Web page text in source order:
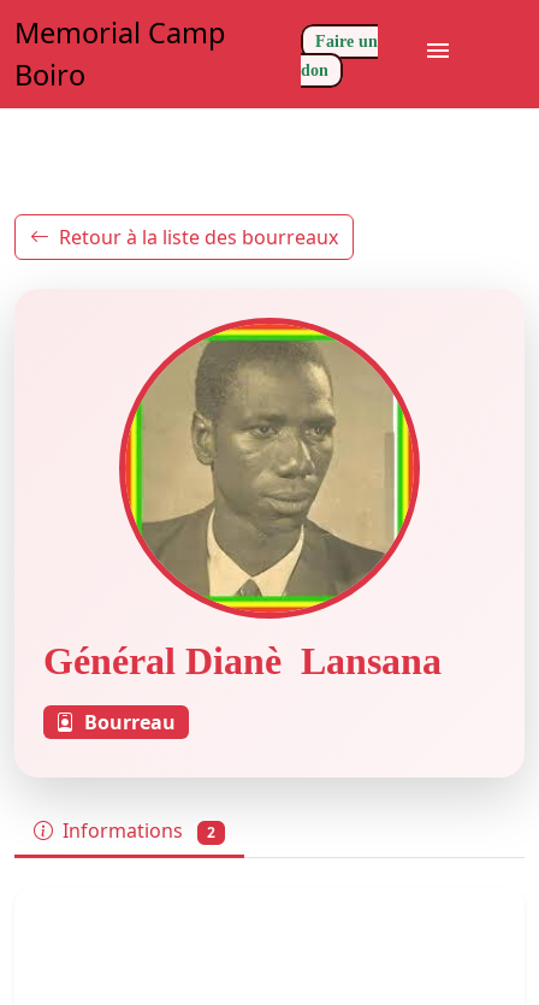
Memorial Camp
Boiro
Faire un
don
menu
Retour à la liste des bourreaux
Général Dianè Lansana
Bourreau
Informations 2